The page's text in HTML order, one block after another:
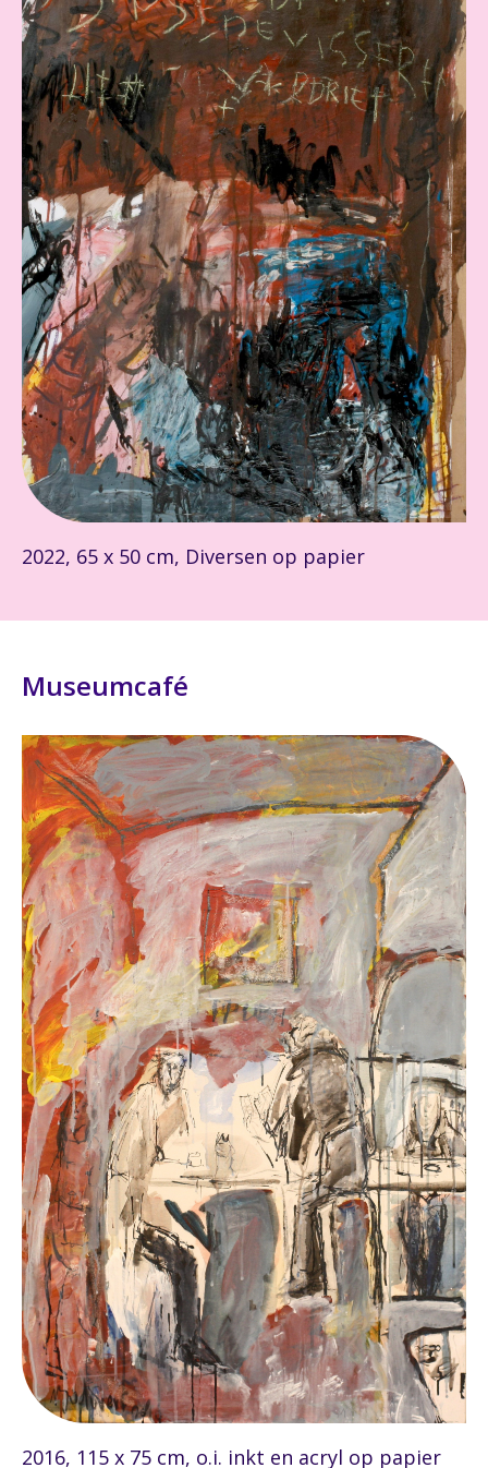
2022, 65 x 50 cm, Diversen op papier
Museumcafé
2016, 115 x 75 cm, o.i. inkt en acryl op papier